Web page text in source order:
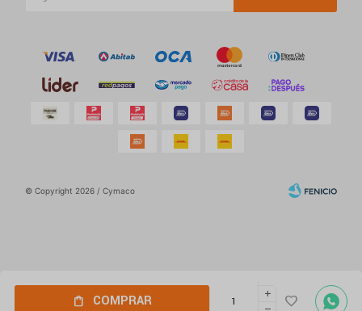
COMPRAR
add
consultas
no dudes
© Copyright 2026 / Cymaco
Fenicio